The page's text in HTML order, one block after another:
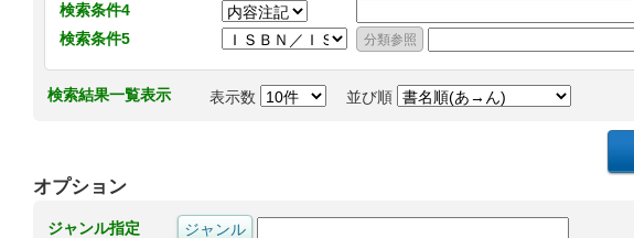
検索条件4
検索条件5
検索結果一覧表示 表示数 並び順
オプション
ジャンル指定